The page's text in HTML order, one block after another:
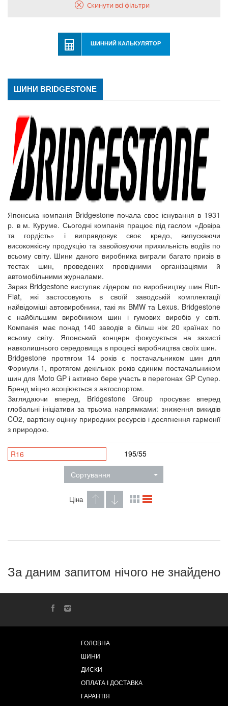
Скинути всі фільтри
ШИННИЙ КАЛЬКУЛЯТОР
ШИНИ BRIDGESTONE
Японська компанія Bridgestone почала своє існування в 1931
р. в м. Куруме. Сьогодні компанія працює під гаслом «Довіра
та гордість» і виправдовує своє кредо, випускаючи
високоякісну продукцію та завойовуючи прихильність водіїв по
всьому світу. Шини даного виробника виграли багато призів в
тестах шин, проведених провідними організаціями й
автомобільними журналами.
Зараз Bridgestone виступає лідером по виробництву шин Run-
Flat, які застосовують в своїй заводській комплектації
найвідоміші автовиробники, такі як BMW та Lexus. Bridgestone
є найбільшим виробником шин і гумових виробів у світі.
Компанія має понад 140 заводів в більш ніж 20 країнах по
всьому світу. Японський концерн фокусується на захисті
навколишнього середовища в процесі виробництва своїх шин.
Bridgestone протягом 14 років є постачальником шин для
Формули-1, протягом декількох років єдиним постачальником
шин для Moto GP і активно бере участь в перегонах GP Супер.
Бренд міцно асоціюється з автоспортом.
Заглядаючи вперед, Bridgestone Group просуває вперед
глобальні ініціативи за трьома напрямками: зниження викидів
CO2, вартісну оцінку природних ресурсів і досягнення гармонії
з природою.
R16 195/55
Сортування
Ціна
За даним запитом нічого не знайдено
ГОЛОВНА
ШИНИ
ДИСКИ
ОПЛАТА І ДОСТАВКА
ГАРАНТІЯ